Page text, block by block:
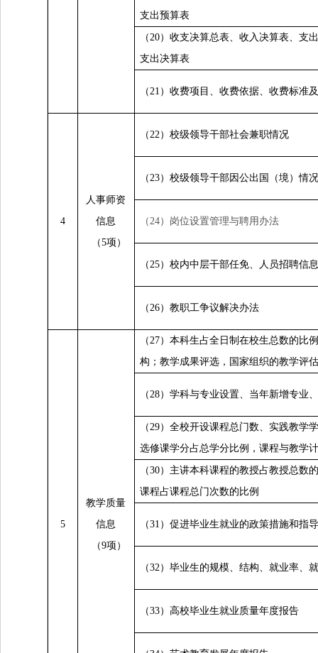
支出预算表
（20）收支决算总表、收入决算表、支
支出决算表
（21）收费项目、收费依据、收费标准
4
人事师资
信息
（5项）
（22）校级领导干部社会兼职情况
（23）校级领导干部因公出国（境）情况
（24）岗位设置管理与聘用办法
（25）校内中层干部任免、人员招聘信息
（26）教职工争议解决办法
5
教学质量
信息
（9项）
（27）本科生占全日制在校生总数的比
构；教学成果评选，国家组织的教学评
（28） 学科与专业设置、当年新增专业
（29）全校开设课程总门数、实践教学
选修课学分占总学分比例，课程与教学
（30）主讲本科课程的教授占教授总数
课程占课程总门次数的比例
（31）促进毕业生就业的政策措施和指
（32）毕业生的规模、结构、就业率、
（33）高校毕业生就业质量年度报告